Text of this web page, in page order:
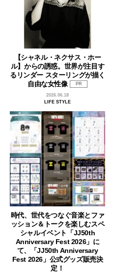
【シャネル・ネクサス・ホー
ル】からの誘惑。世界が注目す
るリンダー スターリングが描く
自由な女性像
PR
2026.06.18
LIFE STYLE
時代、世代をつなぐ音楽とファ
ッション＆トークを楽しむスペ
シャルイベント「JJ50th
Anniversary Fest 2026」に
て、「JJ50th Anniversary
Fest 2026」公式グッズ販売決
定！